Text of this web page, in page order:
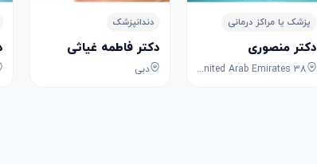
پزشک یا مراکز درمانی
دکتر منصوری
38 Al Ittihad Rd - Port Saeed - Dubai - United Arab Emirates
دندانپزشک
دکتر فاطمه غیاثی
دبی